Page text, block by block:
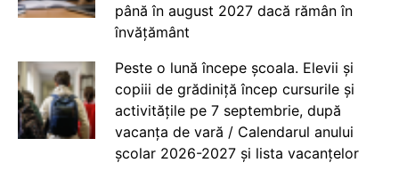
până în august 2027 dacă rămân în
învățământ
Peste o lună începe școala. Elevii și
copiii de grădiniță încep cursurile și
activitățile pe 7 septembrie, după
vacanța de vară / Calendarul anului
școlar 2026-2027 și lista vacanțelor